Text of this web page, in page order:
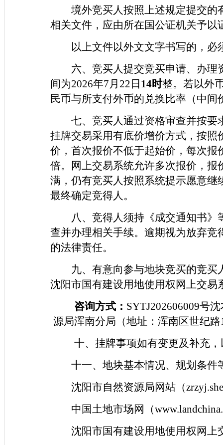
境外竞买人按照上述规定提交
相关文件，应由所在国公证机关予
以上文件以外文文字书写的，
六、竞买人提交竞买申请、办
间为2026年7月22日 14时整。若以外
民币与所支付外币的兑换比率（中间
七、竞买人通过资格审查并按
挂牌交易采用有底价增价方式，按
价，首次报价不低于起始价，每次
倍。网上交易系统允许多次报价，
满，仍有竞买人按照系统提示愿意
最终确定竞得人。
八、竞得人须持《成交通知书
查并办理相关手续。逾期视为放弃
的法律责任。
九、有意向参与地块竞买的竞买
沈阳市国有建设用地使用权网上交
咨询方式： SYTJ202606009号
源局浑南分局（地址：浑南区世纪
十、挂牌事项如有变更及补充
十一、地块基本情况、规划条件
沈阳市自然资源局网站（
中国土地市场网（
沈阳市国有建设用地使用权网上